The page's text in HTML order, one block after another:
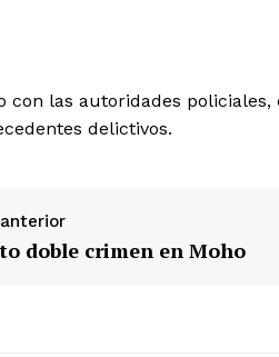
con las autoridades
delictivos.
doble crimen en Moho